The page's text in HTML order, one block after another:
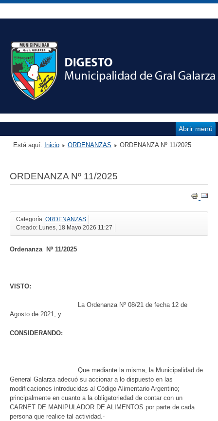
Abrir menú
Está aquí: Inicio ORDENANZAS ORDENANZA Nº 11/2025
ORDENANZA Nº 11/2025
Categoría: ORDENANZAS
Creado: Lunes, 18 Mayo 2026 11:27
Ordenanza Nº 11/2025
VISTO:
La Ordenanza Nº 08/21 de fecha 12 de
Agosto de 2021, y…
CONSIDERANDO:
Que mediante la misma, la Municipalidad de
General Galarza adecuó su accionar a lo dispuesto en las
modificaciones introducidas al Código Alimentario Argentino;
principalmente en cuanto a la obligatoriedad de contar con un
CARNET DE MANIPULADOR DE ALIMENTOS por parte de cada
persona que realice tal actividad.-